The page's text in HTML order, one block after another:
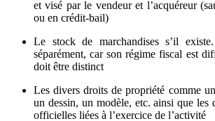
et visé par le vendeur et l’acquéreur
ou en crédit-bail)
Le stock de marchandises s’il
séparément, car son régime fiscal est
doit être distinct
Les divers droits de propriété comme
un dessin, un modèle, etc. ainsi que les
officielles liées à l’exercice de l’activité